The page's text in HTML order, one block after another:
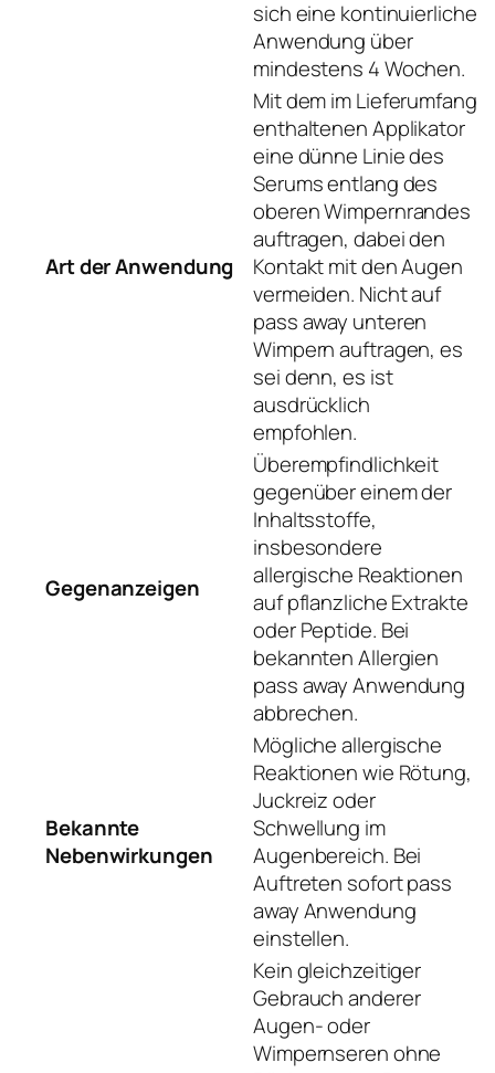
sich eine kontinuierliche
Anwendung über
mindestens 4 Wochen.
Art der Anwendung
Mit dem im Lieferumfang
enthaltenen Applikator
eine dünne Linie des
Serums entlang des
oberen Wimpernrandes
auftragen, dabei den
Kontakt mit den Augen
vermeiden. Nicht auf
pass away unteren
Wimpern auftragen, es
sei denn, es ist
ausdrücklich
empfohlen.
Gegenanzeigen
Überempfindlichkeit
gegenüber einem der
Inhaltsstoffe,
insbesondere
allergische Reaktionen
auf pflanzliche Extrakte
oder Peptide. Bei
bekannten Allergien
pass away Anwendung
abbrechen.
Bekannte
Nebenwirkungen
Mögliche allergische
Reaktionen wie Rötung,
Juckreiz oder
Schwellung im
Augenbereich. Bei
Auftreten sofort pass
away Anwendung
einstellen.
Kein gleichzeitiger
Gebrauch anderer
Augen- oder
Wimpernseren ohne